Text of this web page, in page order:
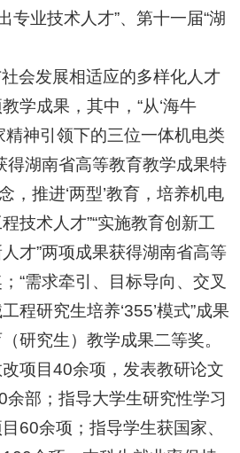
专业技术人才”、第十一届“湖
会发展相适应的多样化人才
学成果，其中，“从‘海牛
精神引领下的三位一体机电类
得湖南省高等教育教学成果特
，推进‘两型’教育，培养机电
技术人才”“实施教育创新工
才”两项成果获得湖南省高等
“需求牵引、目标导向、交叉
程研究生培养‘355’模式”成果
研究生）教学成果二等奖。
项目40余项，发表教研论文
部；指导大学生研究性学习
60余项；指导学生获国家、